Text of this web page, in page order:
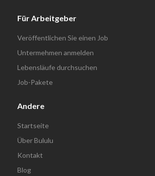
Für Arbeitgeber
Veröffentlichen Sie einen Job
Untermehmen anmelden
Lebensläufe durchsuchen
Job-Pakete
Andere
Startseite
Über Bululu
Kontakt
Blog